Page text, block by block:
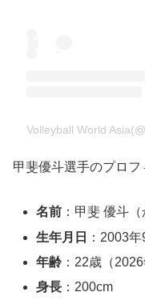
Volleyball World
甲斐優斗選手のプロフ
名前 ：甲斐 優斗
生年月日
：2003
年齢 ：22歳（
身長 ：200cm